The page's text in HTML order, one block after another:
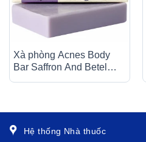
Xà phòng Acnes Body
Bar Saffron And Betel
Hệ thống Nhà thuốc